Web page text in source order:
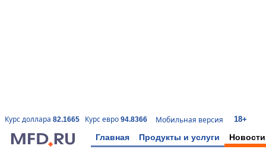
Курс доллара 82.1665 Курс евро 94.8366 Мобильная версия 18+
Главная Продукты и услуги Новости